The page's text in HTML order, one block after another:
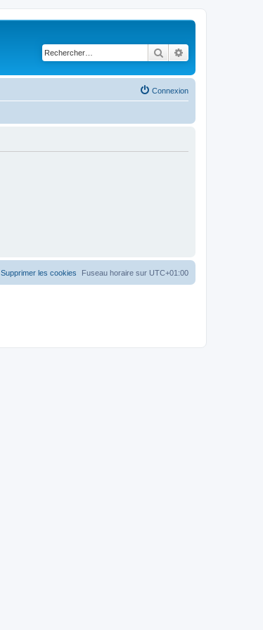
Rechercher
Connexion
Fuseau horaire sur UTC+01:00
Supprimer les cookies